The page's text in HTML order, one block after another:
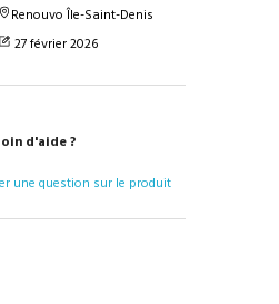
Renouvo Île-Saint-Denis
27 février 2026
d'aide ?
une question sur le produit